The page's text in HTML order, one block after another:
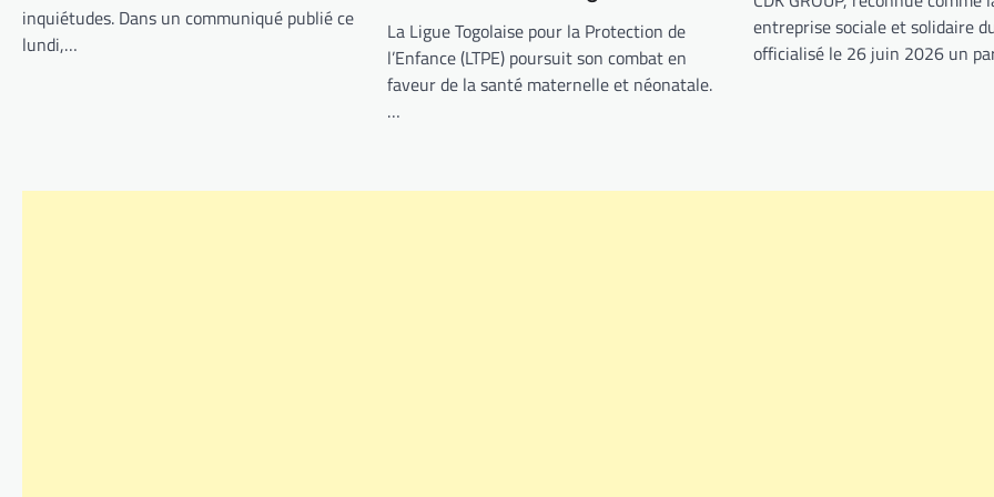
inquiétudes. Dans un communiqué publié ce
lundi,…
La Ligue Togolaise pour la Protection de
l’Enfance (LTPE) poursuit son combat en
faveur de la santé maternelle et néonatale.
…
entreprise sociale et solidaire
officialisé le 26 juin 2026 un